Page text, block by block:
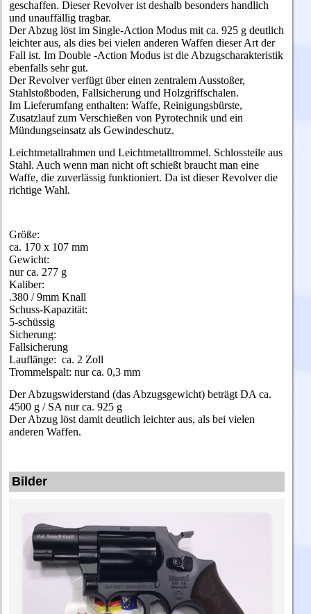
geschaffen. Dieser Revolver ist deshalb besonders handlich
und unauffällig tragbar.
Der Abzug löst im Single-Action Modus mit ca. 925 g deutlich
leichter aus, als dies bei vielen anderen Waffen dieser Art der
Fall ist. Im Double -Action Modus ist die Abzugscharakteristik
ebenfalls sehr gut.
Der Revolver verfügt über einen zentralem Ausstoßer,
Stahlstoßboden, Fallsicherung und Holzgriffschalen.
Im Lieferumfang enthalten: Waffe, Reinigungsbürste,
Zusatzlauf zum Verschießen von Pyrotechnik und ein
Mündungseinsatz als Gewindeschutz.
Leichtmetallrahmen und Leichtmetalltrommel. Schlossteile aus
Stahl. Auch wenn man nicht oft schießt braucht man eine
Waffe, die zuverlässig funktioniert. Da ist dieser Revolver die
richtige Wahl.
Größe:
ca. 170 x 107 mm
Gewicht:
nur ca. 277 g
Kaliber:
.380 / 9mm Knall
Schuss-Kapazität:
5-schüssig
Sicherung:
Fallsicherung
Lauflänge: ca. 2 Zoll
Trommelspalt: nur ca. 0,3 mm
Der Abzugswiderstand (das Abzugsgewicht) beträgt DA ca.
4500 g / SA nur ca. 925 g
Der Abzug löst damit deutlich leichter aus, als bei vielen
anderen Waffen.
Bilder